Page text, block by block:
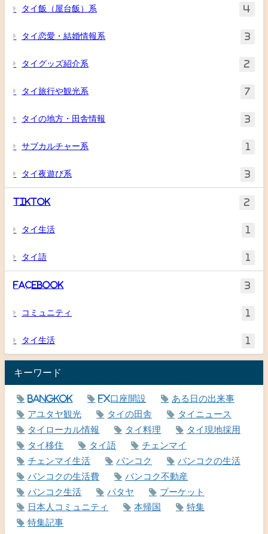
タイ飯（屋台飯）系 4
タイ恋愛・結婚情報系 3
タイグッズ紹介系 2
タイ旅行や観光系 7
タイの地方・田舎情報 3
サブカルチャー系 1
タイ夜遊び系 3
TikTok 2
タイ生活 1
タイ語 1
Facebook 3
コミュニティ 1
タイ生活 1
キーワード
Bangkok FX口座開設
ある日の出来事
アユタヤ観光
タイの田舎
タイニュース
タイローカル情報
タイ料理
タイ現地採用
タイ移住
タイ語
チェンマイ
チェンマイ生活
バンコク
バンコクの生活
バンコクの生活費
バンコク不動産
バンコク生活
パタヤ
プーケット
日本人コミュニティ
本帰国
特集
特集記事